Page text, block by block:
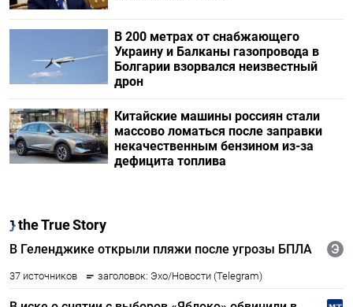
В 200 метрах от снабжающего
Украину и Балканы газопровода в
Болгарии взорвался неизвестный
дрон
Китайские машины россиян стали
массово ломаться после заправки
некачественным бензином из-за
дефицита топлива